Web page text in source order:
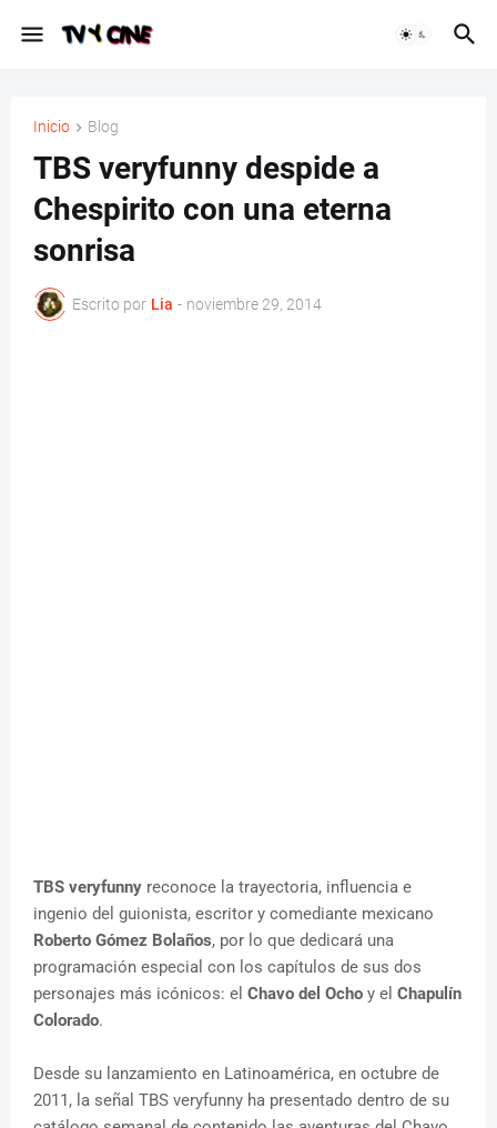
Inicio Blog
TBS veryfunny despide a
Chespirito con una eterna
sonrisa
Escrito por Lia - noviembre 29, 2014
TBS veryfunny reconoce la trayectoria, influencia e
ingenio del guionista, escritor y comediante mexicano
Roberto Gómez Bolaños, por lo que dedicará una
programación especial con los capítulos de sus dos
personajes más icónicos: el Chavo del Ocho y el Chapulín
Colorado.
Desde su lanzamiento en Latinoamérica, en octubre de
2011, la señal TBS veryfunny ha presentado dentro de su